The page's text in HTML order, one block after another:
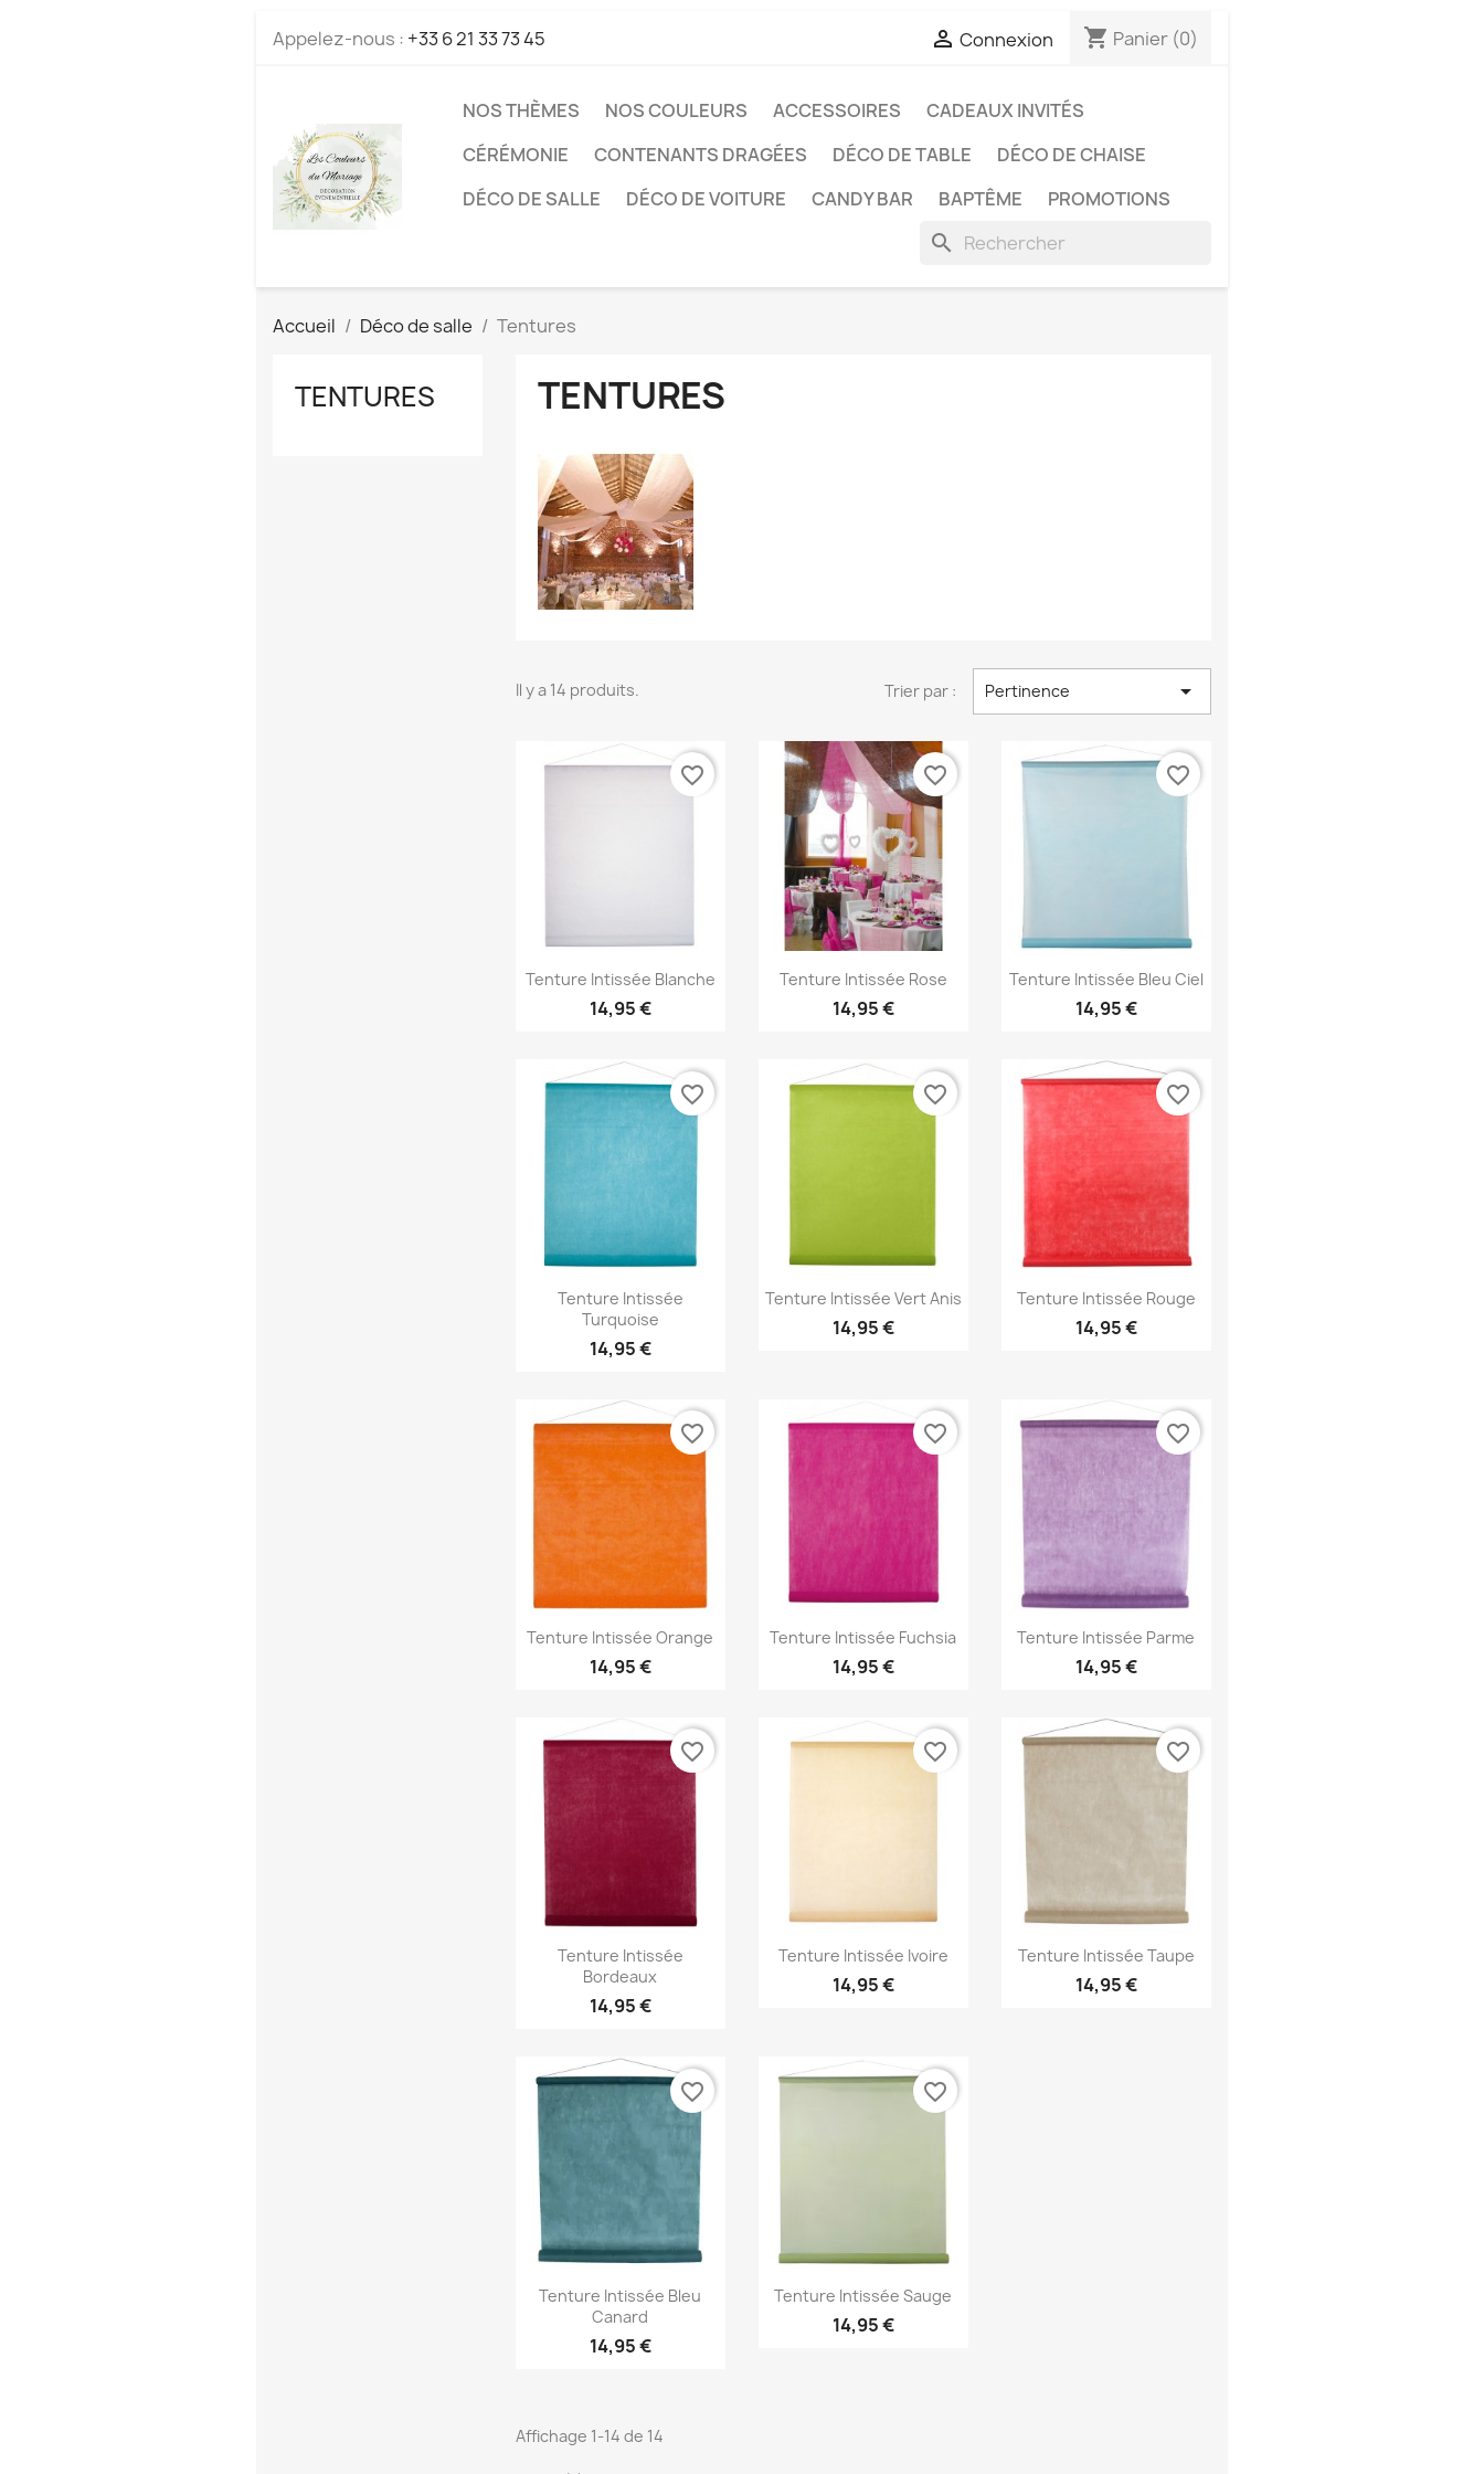
Appelez-nous : +33 6 21 33 73 45  Connexion shopping_cart Panier (0)
NOS THÈMES NOS COULEURS ACCESSOIRES
CADEAUX INVITÉS
CÉRÉMONIE
CONTENANTS DRAGÉES DÉCO DE TABLE
DÉCO DE CHAISE
DÉCO DE SALLE
DÉCO DE VOITURE CANDY BAR BAPTÊME PROMOTIONS
search
Accueil Déco de salle Tentures
TENTURES TENTURES
Il y a 14 produits. Trier par : Pertinence 
Aperçu rapide
Tenture Intissée Blanche
14,95 €
favorite_border
Aperçu rapide
Tenture Intissée Rose
14,95 €
favorite_border
Aperçu rapide
Tenture Intissée Bleu Ciel
14,95 €
favorite_border
Aperçu rapide
Tenture Intissée
Turquoise
14,95 €
favorite_border
Aperçu rapide
Tenture Intissée Vert Anis
14,95 €
favorite_border
Aperçu rapide
Tenture Intissée Rouge
14,95 €
favorite_border
Aperçu rapide
Tenture Intissée Orange
14,95 €
favorite_border
Aperçu rapide
Tenture Intissée Fuchsia
14,95 €
favorite_border
Aperçu rapide
Tenture Intissée Parme
14,95 €
favorite_border
Aperçu rapide
Tenture Intissée
Bordeaux
14,95 €
favorite_border
Aperçu rapide
Tenture Intissée Ivoire
14,95 €
favorite_border
Aperçu rapide
Tenture Intissée Taupe
14,95 €
favorite_border
Aperçu rapide
Tenture Intissée Bleu
Canard
14,95 €
favorite_border
Aperçu rapide
Tenture Intissée Sauge
14,95 €
favorite_border
Affichage 1-14 de 14